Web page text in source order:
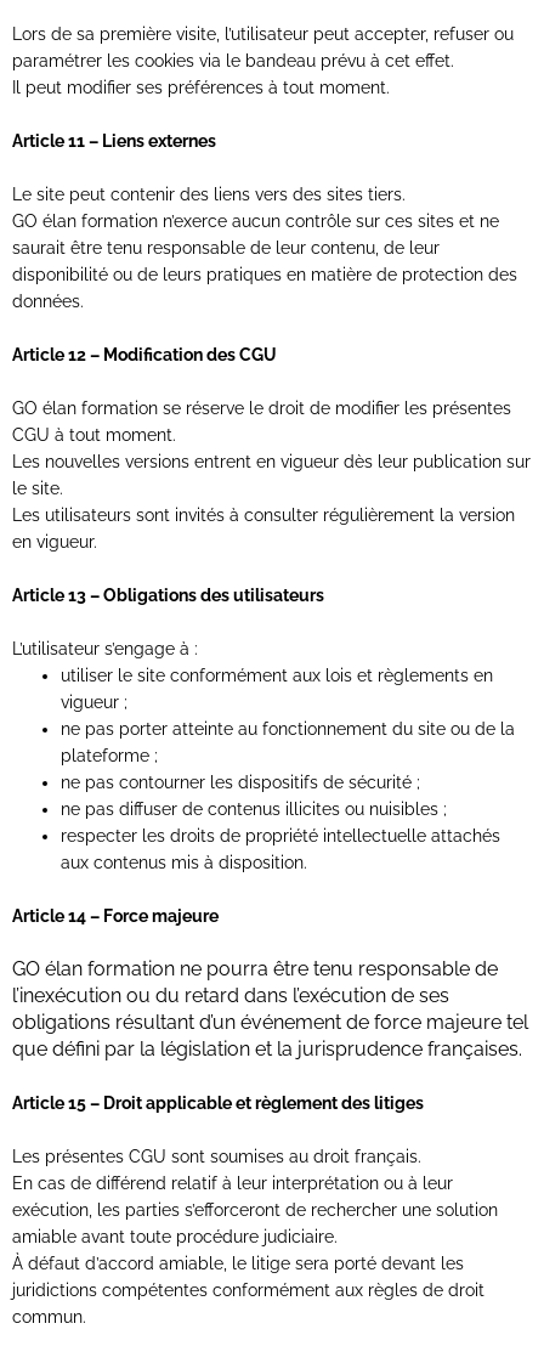
Lors de sa première visite, l’utilisateur peut accepter, refuser ou
paramétrer les cookies via le bandeau prévu à cet effet.
Il peut modifier ses préférences à tout moment.
Article 11 – Liens externes
Le site peut contenir des liens vers des sites tiers.
GO élan formation n’exerce aucun contrôle sur ces sites et ne
saurait être tenu responsable de leur contenu, de leur
disponibilité ou de leurs pratiques en matière de protection des
données.
Article 12 – Modification des CGU
GO élan formation se réserve le droit de modifier les présentes
CGU à tout moment.
Les nouvelles versions entrent en vigueur dès leur publication sur
le site.
Les utilisateurs sont invités à consulter régulièrement la version
en vigueur.
Article 13 – Obligations des utilisateurs
L’utilisateur s’engage à :
utiliser le site conformément aux lois et règlements en
vigueur ;
ne pas porter atteinte au fonctionnement du site ou de la
plateforme ;
ne pas contourner les dispositifs de sécurité ;
ne pas diffuser de contenus illicites ou nuisibles ;
respecter les droits de propriété intellectuelle attachés
aux contenus mis à disposition.
Article 14 – Force majeure
GO élan formation ne pourra être tenu responsable de
l’inexécution ou du retard dans l’exécution de ses
obligations résultant d’un événement de force majeure tel
que défini par la législation et la jurisprudence françaises.
Article 15 – Droit applicable et règlement des litiges
Les présentes CGU sont soumises au droit français.
En cas de différend relatif à leur interprétation ou à leur
exécution, les parties s’efforceront de rechercher une solution
amiable avant toute procédure judiciaire.
À défaut d’accord amiable, le litige sera porté devant les
juridictions compétentes conformément aux règles de droit
commun.